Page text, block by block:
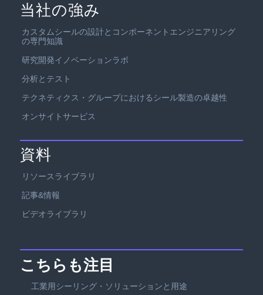
当社の強み
カスタムシールの設計とコンポーネントエンジニアリング
の専門知識
研究開発イノベーションラボ
分析とテスト
テクネティクス・グループにおけるシール製造の卓越性
オンサイトサービス
資料
リソースライブラリ
記事&情報
ビデオライブラリ
こちらも注目
工業用シーリング・ソリューションと用途